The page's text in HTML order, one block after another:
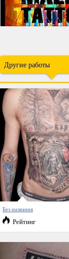
Другие работы
Без названия
Рейтинг